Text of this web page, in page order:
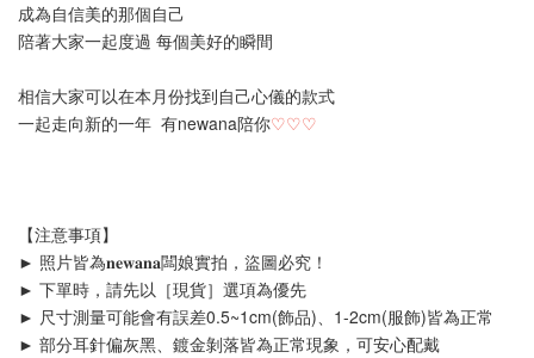
成為自信美的那個自己
陪著大家一起度過 每個美好的瞬間
相信大家可以在本月份找到自己心儀的款式
一起走向新的一年  有newana陪你♡♡♡
【注意事項】
► 照片皆為𝐧𝐞𝐰𝐚𝐧𝐚闆娘實拍，盜圖必究！
► 下單時，請先以［現貨］選項為優先
► 尺寸測量可能會有誤差0.5~1cm(飾品)、1-2cm(服飾)皆為正常
► 部分耳針偏灰黑、鍍金剝落皆為正常現象，可安心配戴